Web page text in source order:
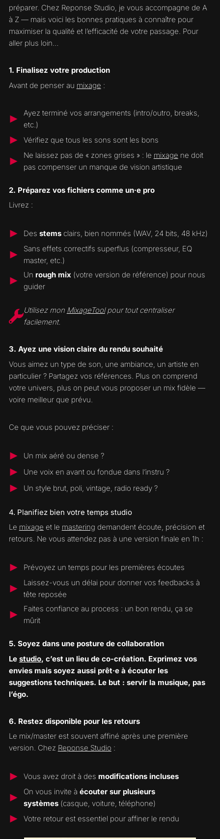
préparer. Chez Reponse Studio, je vous accompagne de A
à Z — mais voici les bonnes pratiques à connaître pour
maximiser la qualité et l’efficacité de votre passage. Pour
aller plus loin…
1. Finalisez votre production
Avant de penser au mixage :
Ayez terminé vos arrangements (intro/outro, breaks,
etc.)
Vérifiez que tous les sons sont les bons
Ne laissez pas de « zones grises » : le mixage ne doit
pas compenser un manque de vision artistique
2. Préparez vos fichiers comme un·e pro
Livrez :
Des stemsclairs, bien nommés (WAV, 24 bits, 48 kHz)
Sans effets correctifs superflus (compresseur, EQ
master, etc.)
Un rough mix(votre version de référence) pour nous
guider
Utilisez mon MixageToolpour tout centraliser
facilement.
3. Ayez une vision claire du rendu souhaité
Vous aimez un type de son, une ambiance, un artiste en
particulier ? Partagez vos références. Plus on comprend
votre univers, plus on peut vous proposer un mix fidèle —
voire meilleur que prévu.
Ce que vous pouvez préciser :
Un mix aéré ou dense ?
Une voix en avant ou fondue dans l’instru ?
Un style brut, poli, vintage, radio ready ?
4. Planifiez bien votre temps studio
Le mixage et le mastering demandent écoute, précision et
retours. Ne vous attendez pas à une version finale en 1h :
Prévoyez un temps pour les premières écoutes
Laissez-vous un délai pour donner vos feedbacks à
tête reposée
Faites confiance au process : un bon rendu, ça se
mûrit
5. Soyez dans une posture de collaboration
Le studio, c’est un lieu de co-création. Exprimez vos
envies mais soyez aussi prêt·e à écouter les
suggestions techniques. Le but : servir la musique, pas
l’égo.
6. Restez disponible pour les retours
Le mix/master est souvent affiné après une première
version. Chez Reponse Studio :
Vous avez droit à des modifications incluses
On vous invite à écouter sur plusieurs
systèmes(casque, voiture, téléphone)
Votre retour est essentiel pour affiner le rendu